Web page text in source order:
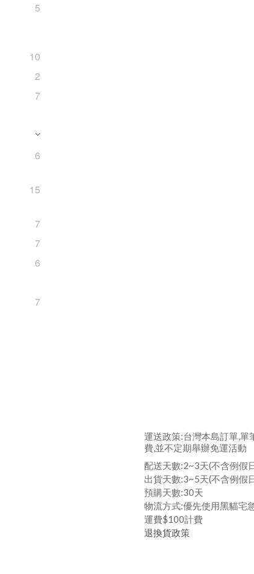
5
10
2
7
6
15
7
7
6
7
運送政策:台灣本島訂單,單
費,並不定期舉辦免運活動
配送天數:2~3天(不含例假
出貨天數:3~5天(不含例假
預購天數:30天
物流方式:優先使用黑貓宅
運費$100計費
退換貨政策